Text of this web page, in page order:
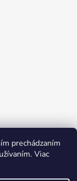
prechádzaním
Viac
nástrojmi
a